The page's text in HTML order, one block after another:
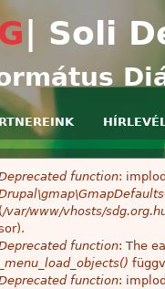
| Soli
HÍRLEVÉL
function:
(/var/www/vhosts/
function: The
_menu_load_objects()
function: